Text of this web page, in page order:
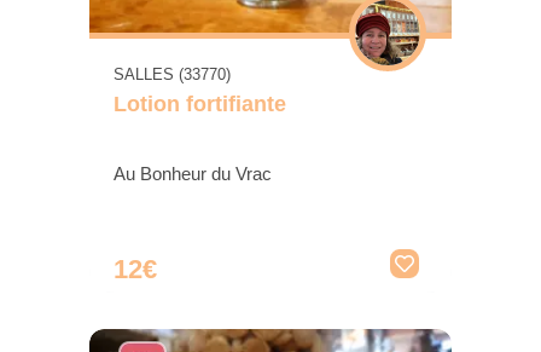
SALLES (33770)
Lotion fortifiante
Au Bonheur du Vrac
12€